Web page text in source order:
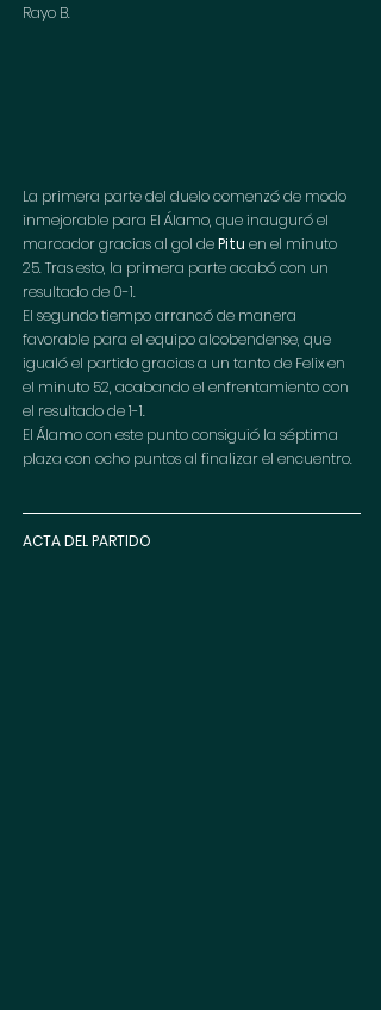
Rayo B.
La primera parte del duelo comenzó de modo
inmejorable para El Álamo, que inauguró el
marcador gracias al gol de Pitu en el minuto
25. Tras esto, la primera parte acabó con un
resultado de 0-1.
El segundo tiempo arrancó de manera
favorable para el equipo alcobendense, que
igualó el partido gracias a un tanto de Felix en
el minuto 52, acabando el enfrentamiento con
el resultado de 1-1.
El Álamo con este punto consiguió la séptima
plaza con ocho puntos al finalizar el encuentro.
ACTA DEL PARTIDO